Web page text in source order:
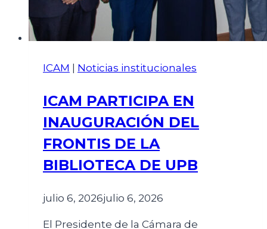
ICAM Noticias institucionales
ICAM PARTICIPA EN
INAUGURACIÓN DEL
FRONTIS DE LA
BIBLIOTECA DE UPB
julio 6, 2026julio 6, 2026
El Presidente de la Cámara de